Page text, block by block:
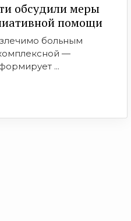
обсудили меры
помощи
больным
—
...